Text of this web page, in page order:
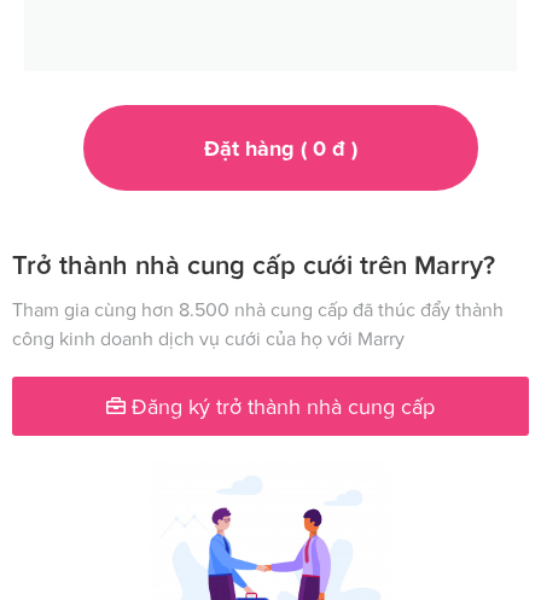
Đặt hàng ( 0đ )
Trở thành nhà cung cấp cưới trên Marry?
Tham gia cùng hơn 8.500 nhà cung cấp đã thúc đẩy thành
công kinh doanh dịch vụ cưới của họ với Marry
Đăng ký trở thành nhà cung cấp